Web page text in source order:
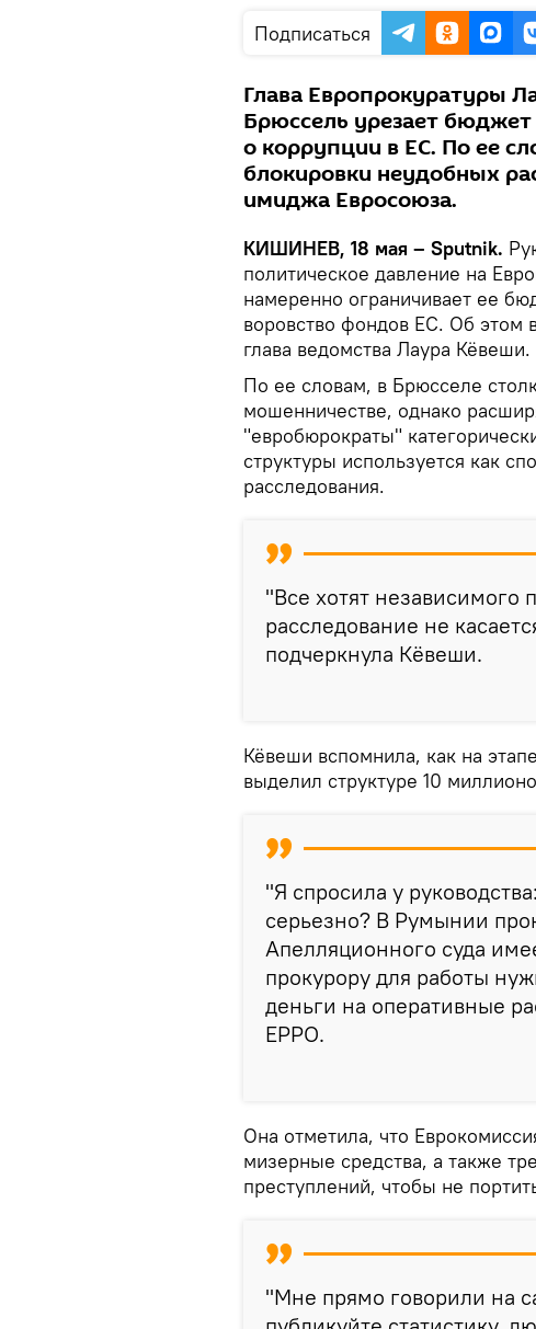
Подписаться
Глава Европрокуратуры
Брюссель урезает
о коррупции в ЕС. По ее
блокировки неудобных
имиджа Евросоюза.
КИШИНЕВ, 18 мая – Sputnik.
политическое давление на
намеренно ограничивает ее
воровство фондов ЕС. Об
глава ведомства Лаура Кёвеши.
По ее словам, в Брюсселе
мошенничестве, однако
"евробюрократы"
структуры используется как
расследования.
"Все хотят независимого
расследование не
подчеркнула Кёвеши.
Кёвеши вспомнила, как на
выделил структуре 10
"Я спросила у
серьезно? В Румынии
Апелляционного суда
прокурору для работы
деньги на оперативные
EPPO.
Она отметила, что
мизерные средства, а также
преступлений, чтобы не
"Мне прямо говорили на